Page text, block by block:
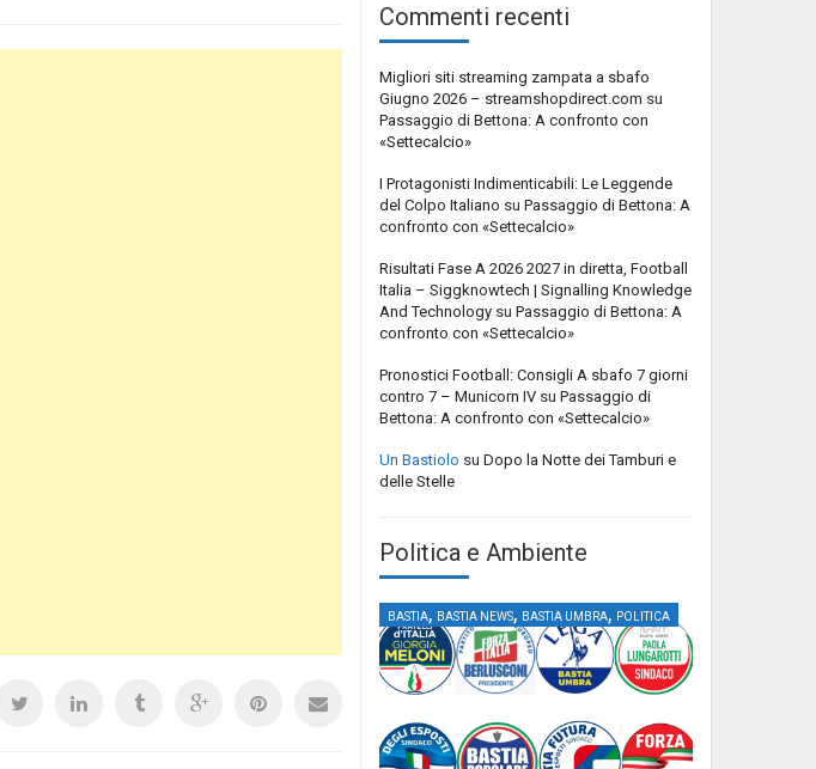
Commenti recenti
Migliori siti streaming zampata a sbafo
Giugno 2026 – streamshopdirect.com su
Passaggio di Bettona: A confronto con
«Settecalcio»
I Protagonisti Indimenticabili: Le Leggende
del Colpo Italiano su Passaggio di Bettona: A
confronto con «Settecalcio»
Risultati Fase A 2026 2027 in diretta, Football
Italia – Siggknowtech | Signalling Knowledge
And Technology su Passaggio di Bettona: A
confronto con «Settecalcio»
Pronostici Football: Consigli A sbafo 7 giorni
contro 7 – Municorn IV su Passaggio di
Bettona: A confronto con «Settecalcio»
Un Bastiolo su Dopo la Notte dei Tamburi e
delle Stelle
Politica e Ambiente
BASTIA, BASTIA NEWS, BASTIA UMBRA, POLITICA